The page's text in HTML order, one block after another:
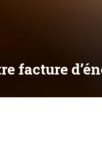
facture